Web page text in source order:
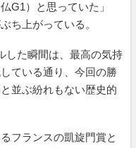
G1）と思っていた」
ち上がっている。
た瞬間は、最高の気持
ている通り、今回の勝
並ぶ紛れもない歴史的
フランスの凱旋門賞と